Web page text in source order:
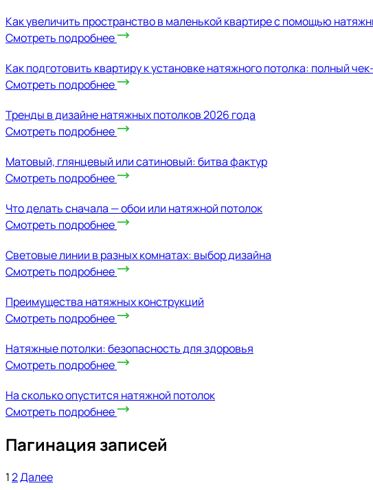
Как увеличить пространство в маленькой квартире с помощью
Смотреть подробнее
Как подготовить квартиру к установке натяжного потолка: полный
Смотреть подробнее
Тренды в дизайне натяжных потолков 2026 года
Смотреть подробнее
Матовый, глянцевый или сатиновый: битва фактур
Смотреть подробнее
Что делать сначала — обои или натяжной потолок
Смотреть подробнее
Световые линии в разных комнатах: выбор дизайна
Смотреть подробнее
Преимущества натяжных конструкций
Смотреть подробнее
Натяжные потолки: безопасность для здоровья
Смотреть подробнее
На сколько опустится натяжной потолок
Смотреть подробнее
Пагинация записей
12Далее